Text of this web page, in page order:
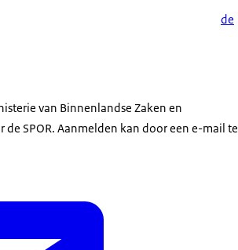
de
van Binnenlandse Zaken en
SPOR. Aanmelden kan door een e-mail te